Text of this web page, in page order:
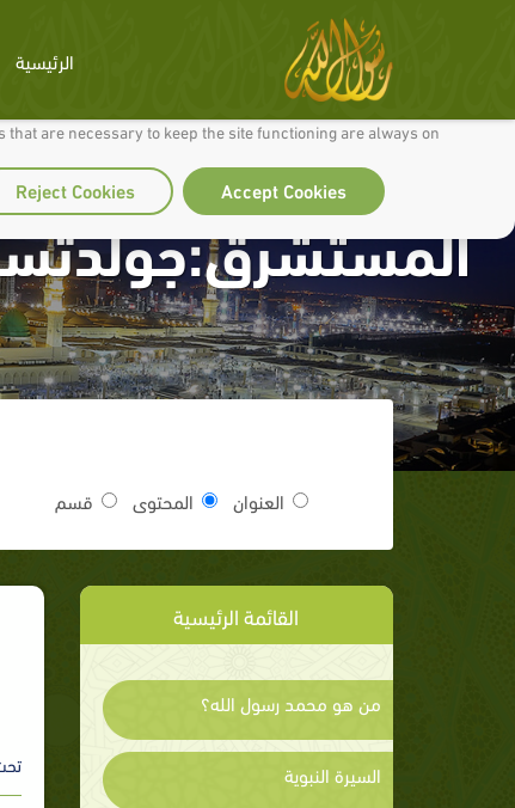
make our site work well for you and so we can continually improve it.
that are necessary to keep the site functioning are always on
Accept Cookies
Reject Cookies
الرئيسية
العنوان المحتوى قسم
القائمة الرئيسية
من هو محمد رسول الله؟
السيرة النبوية